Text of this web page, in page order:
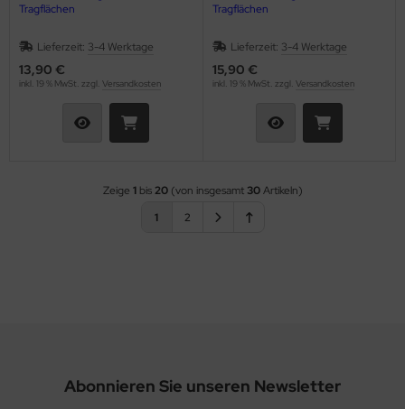
Tragflächen
Lieferzeit: 3-4 Werktage
13,90 €
inkl. 19 % MwSt. zzgl. Versandkosten
Tragflächen
Lieferzeit: 3-4 Werktage
15,90 €
inkl. 19 % MwSt. zzgl. Versandkosten
Zeige 1bis20(von insgesamt 30Artikeln)
1
2
Abonnieren Sie unseren Newsletter